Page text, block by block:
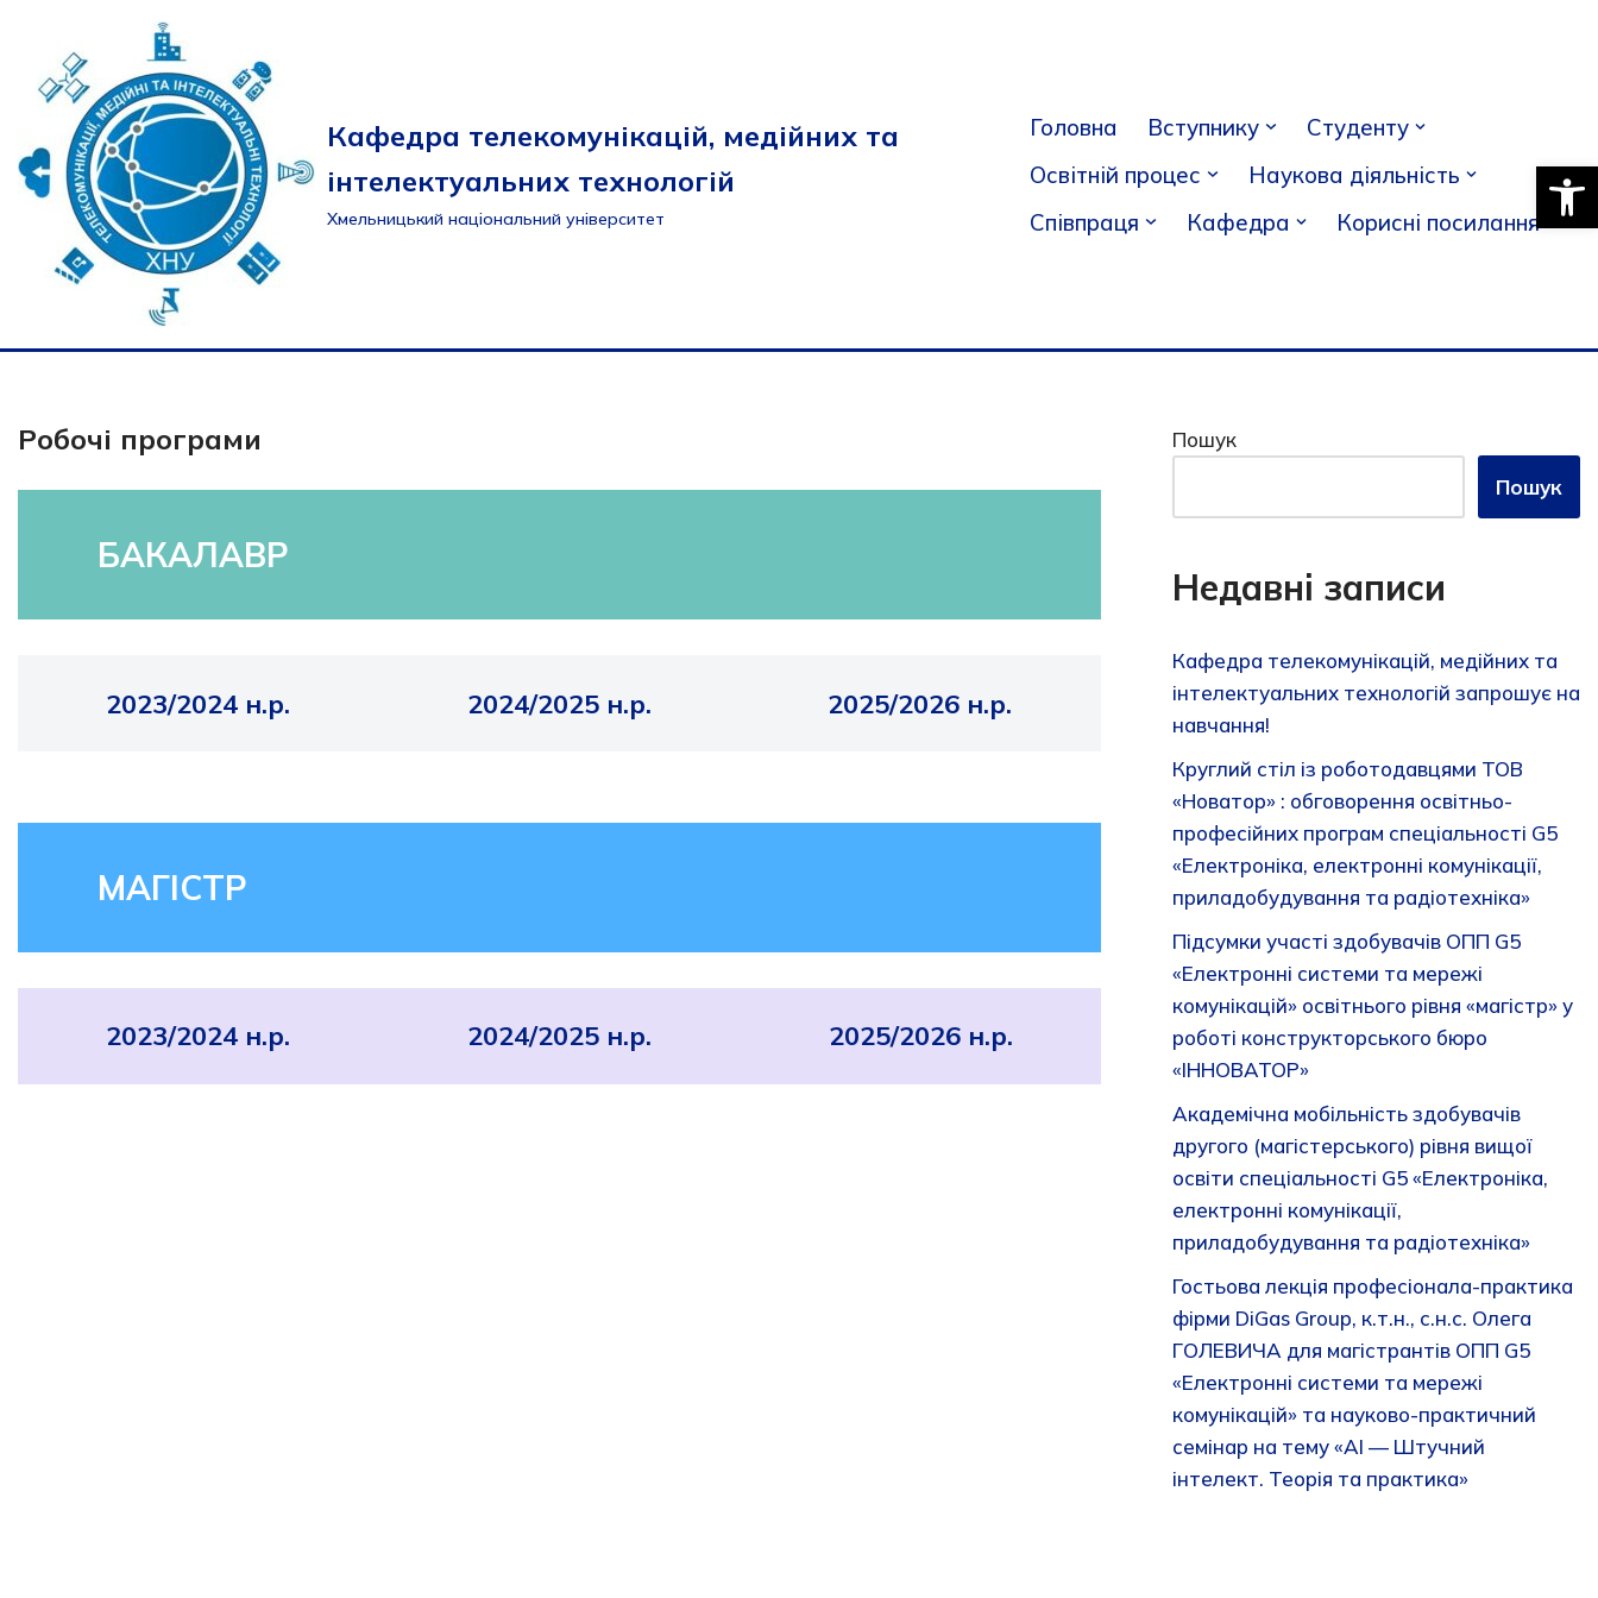
Перейти
до
вмісту
Кафедра телекомунікацій, медійних та
інтелектуальних технологій
Хмельницький національний університет
Головна Вступнику
Студенту
Освітній процес
Наукова діяльність
Співпраця
Кафедра Корисні посилання
Робочі програми
БАКАЛАВР
2023/2024 н.р. 2024/2025 н.р. 2025/2026 н.р.
МАГІСТР
2023/2024 н.р. 2024/2025 н.р. 2025/2026 н.р.
Пошук
Пошук
Недавні записи
Кафедра телекомунікацій, медійних та
інтелектуальних технологій запрошує на
навчання!
Круглий стіл із роботодавцями ТОВ
«Новатор» : обговорення освітньо-
професійних програм спеціальності G5
«Електроніка, електронні комунікації,
приладобудування та радіотехніка»
Підсумки участі здобувачів ОПП G5
«Електронні системи та мережі
комунікацій» освітнього рівня «магістр» у
роботі конструкторського бюро
«ІННОВАТОР»
Академічна мобільність здобувачів
другого (магістерського) рівня вищої
освіти спеціальності G5 «Електроніка,
електронні комунікації,
приладобудування та радіотехніка»
Гостьова лекція професіонала-практика
фірми DiGas Group, к.т.н., с.н.с. Олега
ГОЛЕВИЧА для магістрантів ОПП G5
«Електронні системи та мережі
комунікацій» та науково-практичний
семінар на тему «AI — Штучний
інтелект. Теорія та практика»